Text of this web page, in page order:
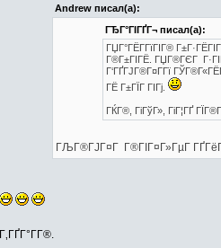
Andrew писал(а):
ГЂГ°ГІГҐГ¬ писал(а):
ГЏГ°ГЁГ­ГїГІГ®
Г®Г±ГІГЁ. ГЏГ®ГЄГ
Г‘ГҐГЈГ®Г¤Г­Гї
ГЁ Г±ГЇГ ГІГј.
ГЌГ®, ГіГўГ», ГіГ¦ГҐ
ГЉГ®ГЈГ¤Г Г®ГІГ¤Г»ГµГ
Г‚ГҐГ°Г­Г®.